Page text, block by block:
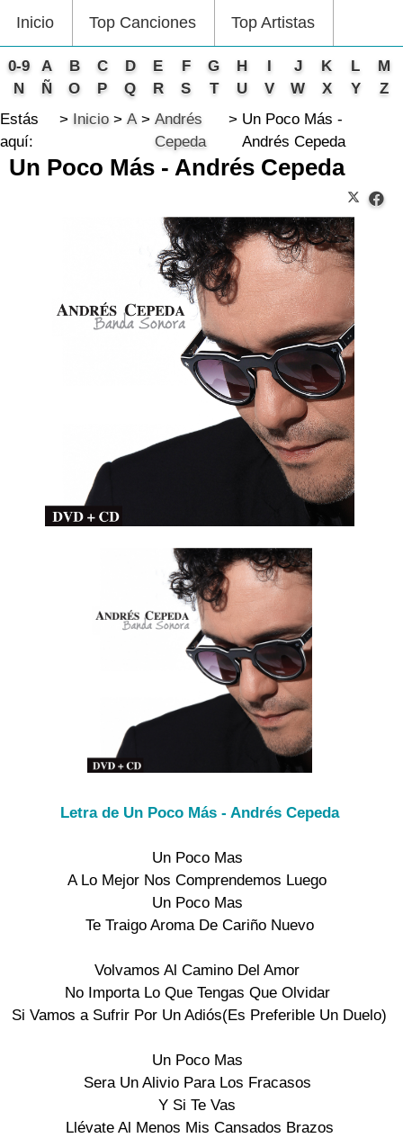
Inicio Top Canciones Top Artistas
0-9 A B C D E F G H I J K L
M
N
Ñ O P Q R S T U V W X Y
Z
Estás
aquí:
Inicio A
Andrés
Cepeda
Un Poco Más -
Andrés Cepeda
Un Poco Más - Andrés Cepeda
Letra de Un Poco Más - Andrés Cepeda
Un Poco Mas
A Lo Mejor Nos Comprendemos Luego
Un Poco Mas
Te Traigo Aroma De Cariño Nuevo
Volvamos Al Camino Del Amor
No Importa Lo Que Tengas Que Olvidar
Si Vamos a Sufrir Por Un Adiós(Es Preferible Un Duelo)
Un Poco Mas
Sera Un Alivio Para Los Fracasos
Y Si Te Vas
Llévate Al Menos Mis Cansados Brazos